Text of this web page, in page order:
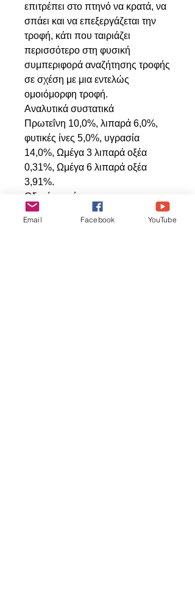
επιτρέπει στο πτηνό να κρατά, να
σπάει και να επεξεργάζεται την
τροφή, κάτι που ταιριάζει
περισσότερο στη φυσική
συμπεριφορά αναζήτησης τροφής
σε σχέση με μια εντελώς
ομοιόμορφη τροφή.
Αναλυτικά συστατικά
Πρωτεΐνη 10,0%, λιπαρά 6,0%,
φυτικές ίνες 5,0%, υγρασία
14,0%, Ωμέγα 3 λιπαρά οξέα
0,31%, Ωμέγα 6 λιπαρά οξέα
3,91%.
Οδηγίες χρήσης
Προσφέρετε τη Garden Veggie
Nutri-Berries ολόκληρη σε
Email Facebook YouTube